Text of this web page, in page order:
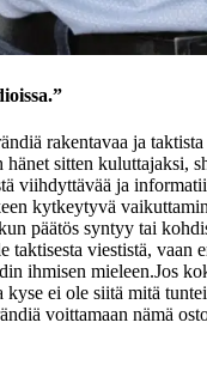
rakentavaa ja
sitten kuluttajaksi,
viihdyttävää ja
kytkeytyvä
päätös syntyy tai
viestistä, vaan
ihmisen mieleen.Jos
ei ole siitä mitä
voittamaan nämä